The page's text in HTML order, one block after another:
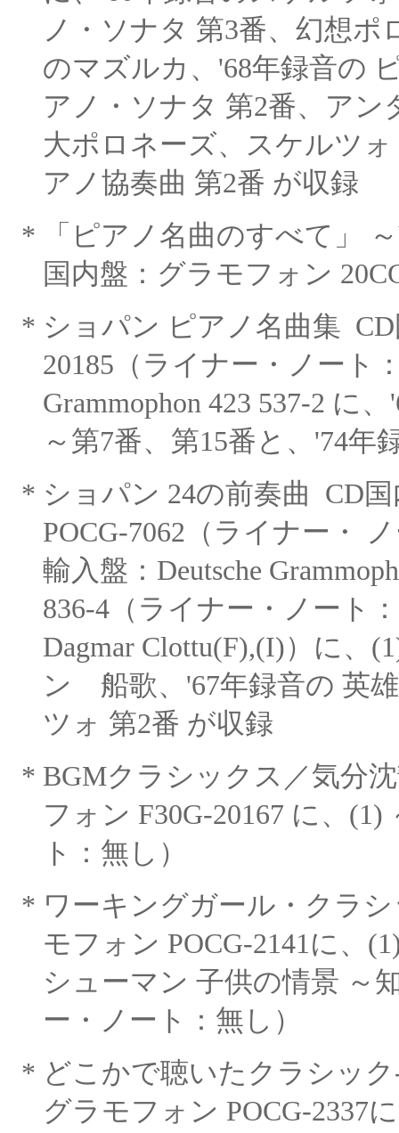
ノ・ソナタ 第3番、幻想
のマズルカ、 '68年録音の
アノ・ソナタ 第2番、アン
大ポロネーズ、スケルツォ
アノ協奏曲 第2番 が収録
*
「ピアノ名曲のすべて」 ～
国内盤：グラモフォン
* ショパン ピアノ名曲集
20185（ライナー・ノート
Grammophon 423 537-2 に
～第7番、第15番と、'74年
* ショパン 24の前奏曲 CD
POCG-7062（ライナー・
輸入盤：Deutsche
836-4（ライナー・ノート：
Dagmar Clottu(F),(I)）に、
ン
船歌、 '67年録音の 英雄
ツォ 第2番 が収録
* BGMクラシックス／気分
フォン F30G-20167 に、(1)
ト：無し）
* ワーキングガール・クラ
モフォン POCG-2141に、
シューマン 子供の情景 ～
ー・ノート：無し）
* どこかで聴いたクラシック
グラモフォン POCG-2337